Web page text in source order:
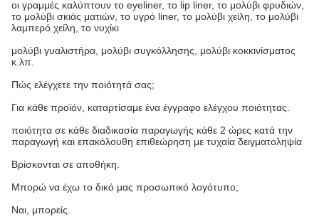
οι γραμμές καλύπτουν το eyeliner, το lip liner, το μολύβι φρυδιών,
το μολύβι σκιάς ματιών, το υγρό liner, το μολύβι χείλη, το μολύβι
λαμπερό χείλη, το νυχίκι
μολύβι γυαλιστήρα, μολύβι συγκόλλησης, μολύβι κοκκινίσματος
κ.λπ.
Πώς ελέγχετε την ποιότητά σας;
Για κάθε προϊόν, καταρτίσαμε ένα έγγραφο ελέγχου ποιότητας.
ποιότητα σε κάθε διαδικασία παραγωγής κάθε 2 ώρες κατά την
παραγωγή και επακόλουθη επιθεώρηση με τυχαία δειγματοληψία
Βρίσκονται σε αποθήκη.
Μπορώ να έχω το δικό μας προσωπικό λογότυπο;
Ναι, μπορείς.